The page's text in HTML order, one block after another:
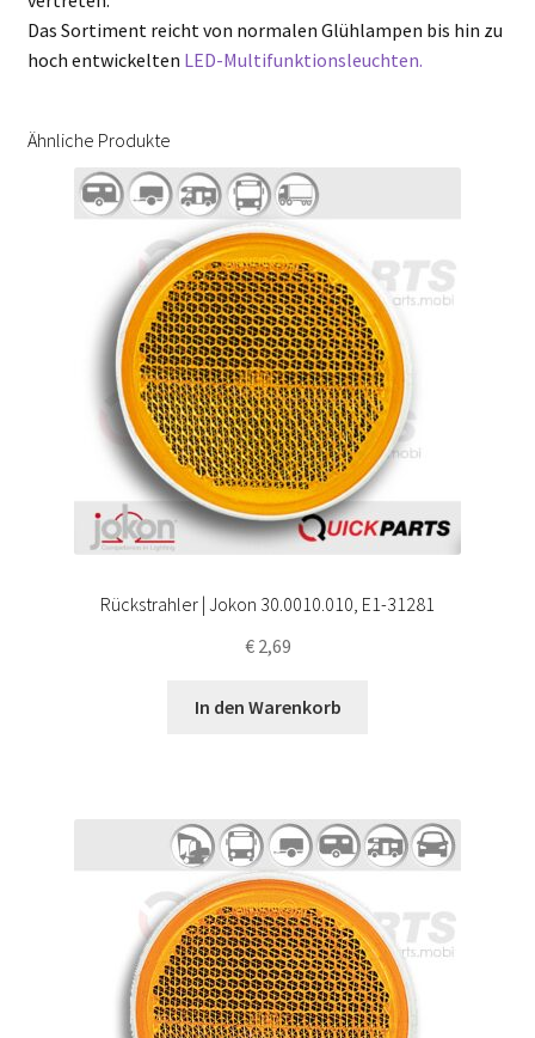
Das Sortiment reicht von normalen Glühlampen bis hin zu
hoch entwickelten LED-Multifunktionsleuchten.
Ähnliche Produkte
Rückstrahler | Jokon 30.0010.010, E1-31281
€2,69
In den Warenkorb